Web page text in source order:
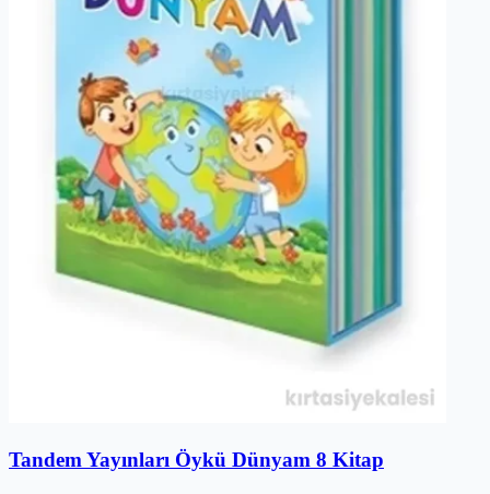
Tandem Yayınları Öykü Dünyam 8 Kitap